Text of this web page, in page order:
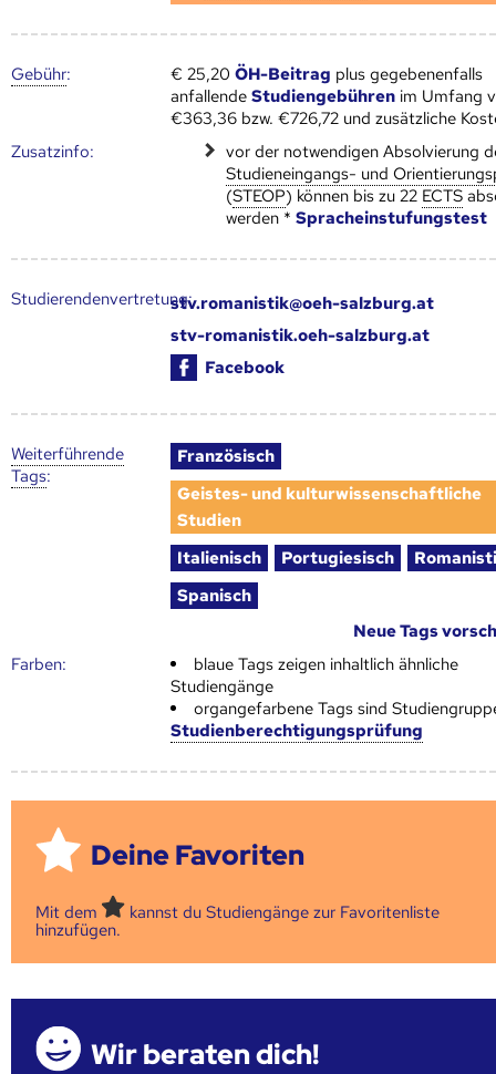
Gebühr: € 25,20ÖH-Beitrag plus gegebenenfalls
anfallendeStudiengebühren im Umfang
€363,36 bzw. €726,72 und zusätzliche
Zusatz­info:
vor der notwendigen Absolvierung
Studieneingangs- und
(STEOP) können bis zu 22 ECTS
werden *Spracheinstufungstest
Studierendenvertretung:stv.romanistik@oeh-salzburg.at
stv-romanistik.oeh-salzburg.at
Facebook
Weiter­führende
Tags:
Französisch
Geistes- und kulturwissenschaftliche
Studien
Italienisch
Portugiesisch
Spanisch
Neue Tags
Farben:
blaue Tags zeigen inhaltlich ähnliche
Studiengänge
organgefarbene Tags sind
Studienberechtigungsprüfung
Deine Favoriten
Mit dem
kannst du Studiengänge zur Favoritenliste
hinzufügen.
Wir beraten dich!